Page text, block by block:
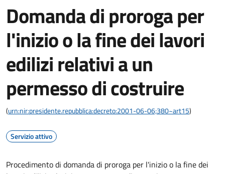
Domanda di proroga per
l'inizio o la fine dei lavori
edilizi relativi a un
permesso di costruire
(urn:nir:presidente.repubblica:decreto:2001-06-06;380~art15)
Servizio attivo
Procedimento di domanda di proroga per l'inizio o la fine dei